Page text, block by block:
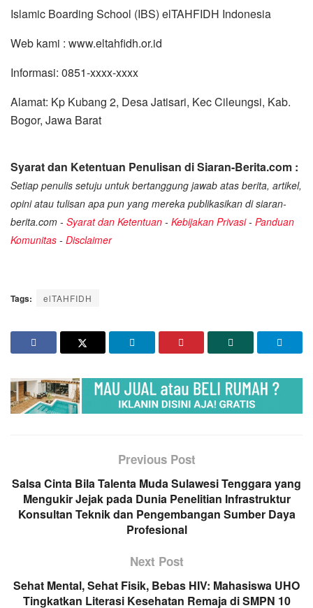
Islamic Boarding School (IBS) elTAHFIDH Indonesia
Web kami : www.eltahfidh.or.id
Informasi: 0851-xxxx-xxxx
Alamat: Kp Kubang 2, Desa Jatisari, Kec Cileungsi, Kab.
Bogor, Jawa Barat
Syarat dan Ketentuan Penulisan di Siaran-Berita.com :
Setiap penulis setuju untuk bertanggung jawab atas berita, artikel,
opini atau tulisan apa pun yang mereka publikasikan di siaran-
berita.com - Syarat dan Ketentuan - Kebijakan Privasi- Panduan
Komunitas - Disclaimer
Tags: elTAHFIDH
Previous Post
Salsa Cinta Bila Talenta Muda Sulawesi Tenggara yang
Mengukir Jejak pada Dunia Penelitian Infrastruktur
Konsultan Teknik dan Pengembangan Sumber Daya
Profesional
Next Post
Sehat Mental, Sehat Fisik, Bebas HIV: Mahasiswa UHO
Tingkatkan Literasi Kesehatan Remaja di SMPN 10